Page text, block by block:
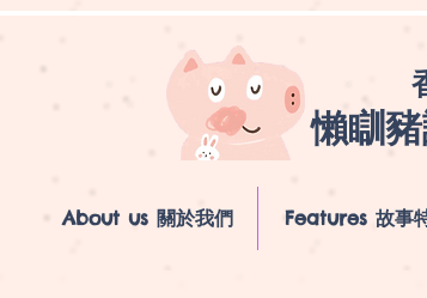
懶瞓
About us 關於我們 Features 故事